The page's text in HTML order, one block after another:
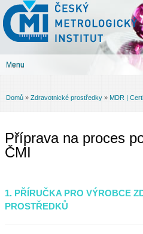
obsahu
Český
metrologický
institut
Menu
Jste zde
Domů » Zdravotnické prostředky » MDR |
Příprava na proces
ČMI
1. PŘÍRUČKA PRO VÝROBCE
PROSTŘEDKŮ